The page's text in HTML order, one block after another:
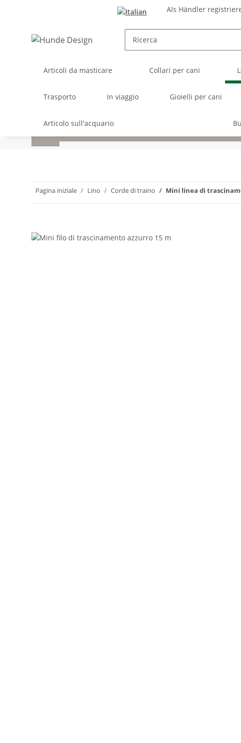
Als Händler
Articoli da masticare Collari per cani
Trasporto In viaggio Gioielli per cani
Articolo sull'acquario
Pagina iniziale Lino Corde di traino Mini linea di